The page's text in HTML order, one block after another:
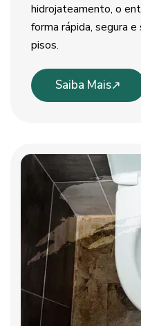
hidrojateamento, o
forma rápida, segura
pisos.
Saiba Mais